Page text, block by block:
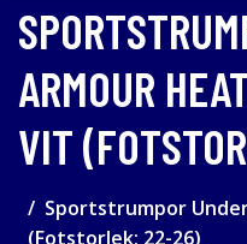
ARMOUR
VIT
Sportstrumpor
(Fotstorlek: 22-26)